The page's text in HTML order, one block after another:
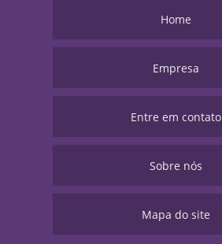
Home
Empresa
Entre em contato
Sobre nós
Mapa do site